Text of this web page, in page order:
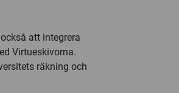
att integrera
Virtueskivorna.
räkning och